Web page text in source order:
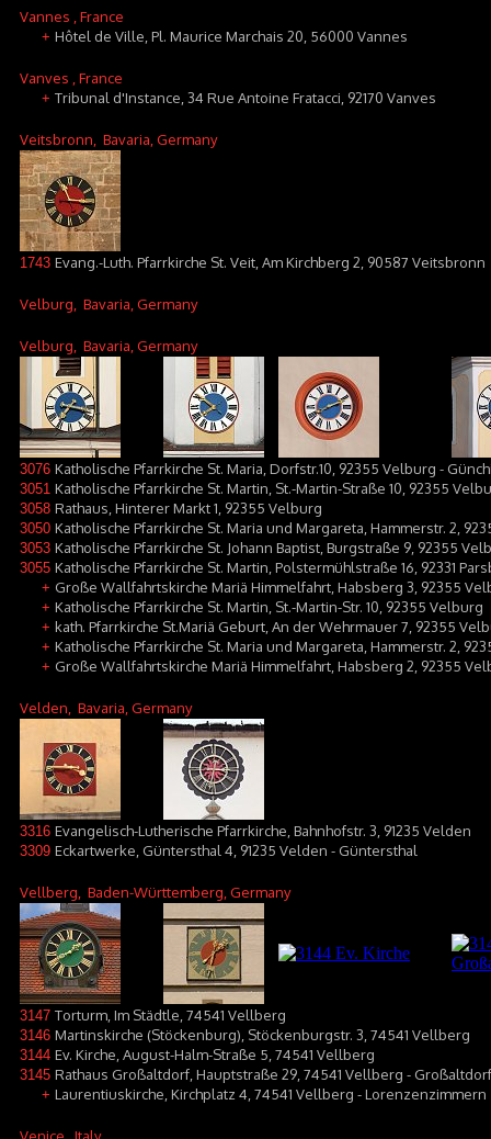
Vannes , France
+ Hôtel de Ville, Pl. Maurice Marchais 20, 56000 Vannes
Vanves , France
+ Tribunal d'Instance, 34 Rue Antoine Fratacci, 92170 Vanves
Veitsbronn , Bavaria, Germany
1743 Evang.-Luth. Pfarrkirche St. Veit, Am Kirchberg 2, 90587 Veitsbronn
Velburg , Bavaria, Germany
Velburg , Bavaria, Germany
3076 Katholische Pfarrkirche St. Maria, Dorfstr.10, 92355 Velburg -
3051 Katholische Pfarrkirche St. Martin, St.-Martin-Straße 10, 92355
3058 Rathaus, Hinterer Markt 1, 92355 Velburg
3050 Katholische Pfarrkirche St. Maria und Margareta, Hammerstr. 2,
3053 Katholische Pfarrkirche St. Johann Baptist, Burgstraße 9, 92355
3055 Katholische Pfarrkirche St. Martin, Polstermühlstraße 16, 92331
+ Große Wallfahrtskirche Mariä Himmelfahrt, Habsberg 3, 92355
+ Katholische Pfarrkirche St. Martin, St.-Martin-Str. 10, 92355 Velburg
+ kath. Pfarrkirche St.Mariä Geburt, An der Wehrmauer 7, 92355
+ Katholische Pfarrkirche St. Maria und Margareta, Hammerstr. 2,
+ Große Wallfahrtskirche Mariä Himmelfahrt, Habsberg 2, 92355
Velden , Bavaria, Germany
3316 Evangelisch-Lutherische Pfarrkirche, Bahnhofstr. 3, 91235 Velden
3309 Eckartwerke, Güntersthal 4, 91235 Velden - Güntersthal
Vellberg , Baden-Württemberg, Germany
3147 Torturm, Im Städtle, 74541 Vellberg
3146 Martinskirche (Stöckenburg), Stöckenburgstr. 3, 74541 Vellberg
3144 Ev. Kirche, August-Halm-Straße 5, 74541 Vellberg
3145 Rathaus Großaltdorf, Hauptstraße 29, 74541 Vellberg - Großaltdorf
+ Laurentiuskirche, Kirchplatz 4, 74541 Vellberg - Lorenzenzimmern